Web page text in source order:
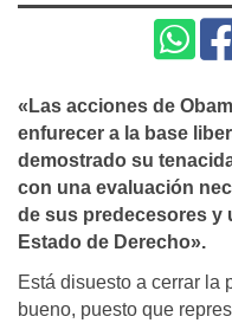
«Las acciones de
enfurecer a la base
demostrado su
con una evaluación
de sus predecesores y
Estado de Derecho».
Está disuesto a cerrar la
bueno, puesto que